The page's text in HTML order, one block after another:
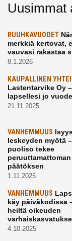
Uusimmat
RUUHKAVUODET
merkkiä kertovat,
vauvasi rakastaa
8.1.2026
KAUPALLINEN
Lastentarvike Oy
lapsellesi jo
21.11.2025
VANHEMMUUS
leskeyden myötä
puoliso tekee
peruuttamattoman
päätöksen
1.11.2025
VANHEMMUUS
käy päiväkodissa
heiltä oikeuden
4.10.2025